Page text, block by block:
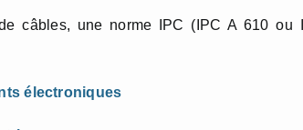
câbles, une norme IPC (IPC A 610
électroniques